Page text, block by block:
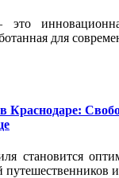
для
Краснодаре:
становится
путешественников